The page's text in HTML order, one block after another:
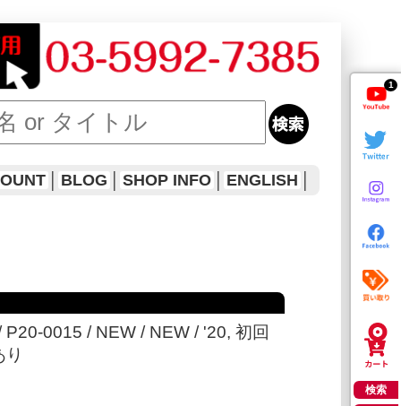
1
検索
BLOG SHOP INFO ENGLISH
0015 / NEW / NEW / '20, 初回